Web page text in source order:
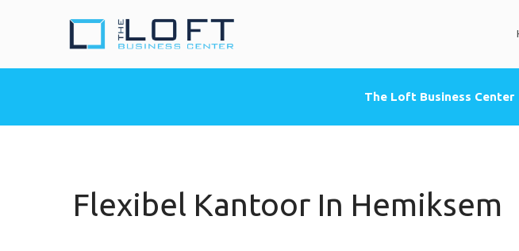
The Loft Business Center
Flexibel Kantoor In Hemiksem